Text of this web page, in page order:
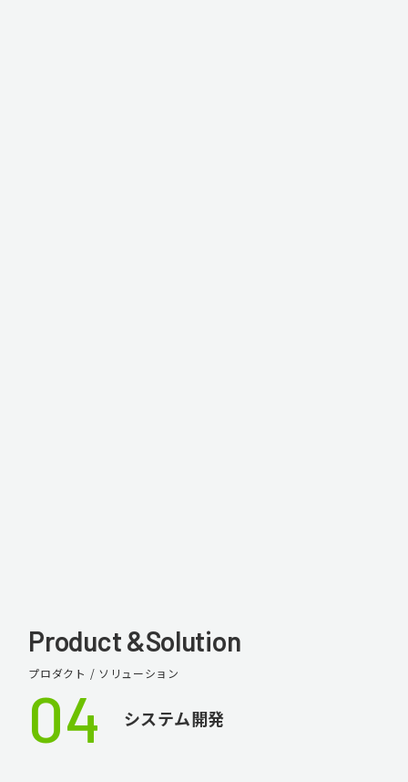
Product &Solution
プロダクト / ソリューション
04 システム開発